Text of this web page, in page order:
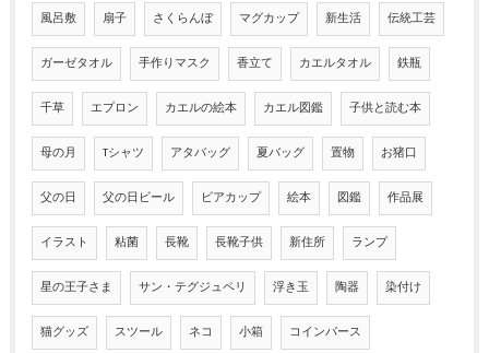
風呂敷 扇子 さくらんぼ マグカップ 新生活 伝統工芸
ガーゼタオル 手作りマスク 香立て カエルタオル 鉄瓶
千草 エプロン カエルの絵本 カエル図鑑 子供と読む本
母の月 Tシャツ アタバッグ 夏バッグ 置物 お猪口
父の日 父の日ビール ビアカップ 絵本 図鑑 作品展
イラスト 粘菌 長靴 長靴子供 新住所 ランプ
星の王子さま サン・テグジュペリ 浮き玉 陶器 染付け
猫グッズ スツール ネコ 小箱 コインパース